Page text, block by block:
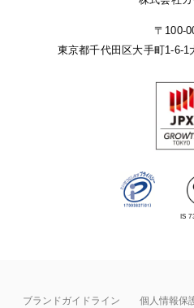
〒100-
東京都千代田区大手町1-6-1
IS
ブランドガイドライン 個人情報保